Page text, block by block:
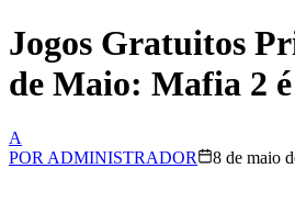
Jogos Gratuitos
de Maio: Mafia 2
A
POR ADMINISTRADOR 8 de maio